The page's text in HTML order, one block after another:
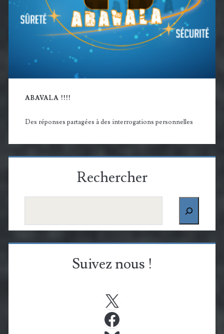
ABAVALA !!!!
Des réponses partagées à des interrogations personnelles
Rechercher
Suivez nous !